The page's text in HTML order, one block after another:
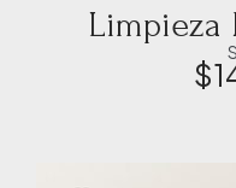
Limpieza
$